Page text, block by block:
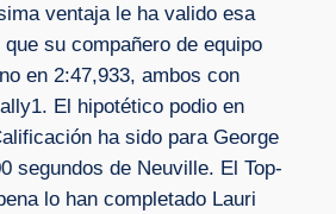
ventaja le ha valido esa
su compañero de equipo
en 2:47,933, ambos con
El hipotético podio en
ha sido para George
segundos de Neuville. El Top-
lo han completado Lauri